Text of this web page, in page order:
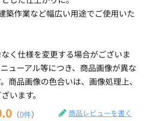
築作業など幅広い用途でご使用いた
く仕様を変更する場合がございま
ューアル等につき、商品画像が異な
商品画像の色合いは、画像処理上、
います。
（0件） 商品レビューを書く